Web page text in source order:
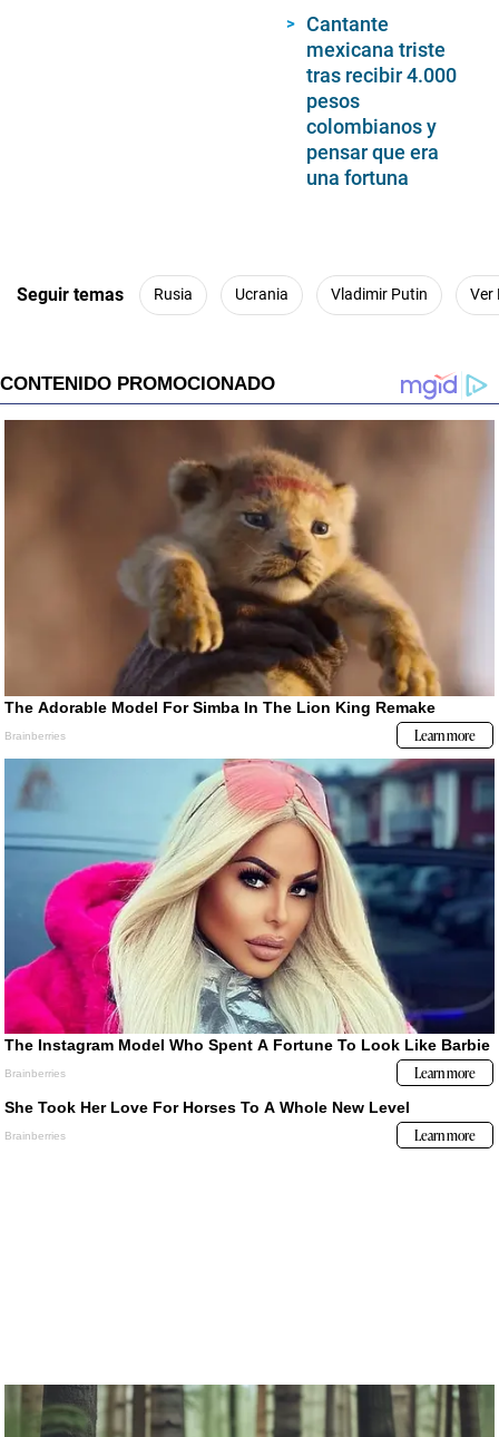
Cantante
mexicana triste
tras recibir 4.000
pesos
colombianos y
pensar que era
una fortuna
Seguir temas Rusia Ucrania Vladimir Putin Ver